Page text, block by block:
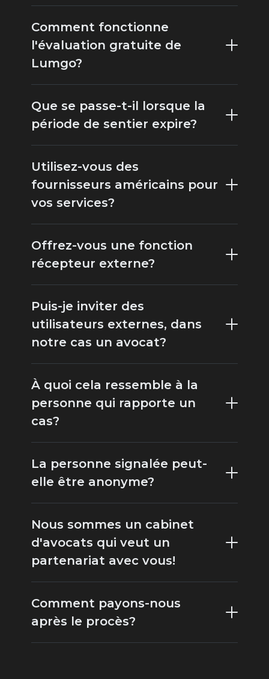
Comment fonctionne
l'évaluation gratuite de
Lumgo?
Que se passe-t-il lorsque la
période de sentier expire?
Utilisez-vous des
fournisseurs américains pour
vos services?
Offrez-vous une fonction
récepteur externe?
Puis-je inviter des
utilisateurs externes, dans
notre cas un avocat?
À quoi cela ressemble à la
personne qui rapporte un
cas?
La personne signalée peut-
elle être anonyme?
Nous sommes un cabinet
d'avocats qui veut un
partenariat avec vous!
Comment payons-nous
après le procès?